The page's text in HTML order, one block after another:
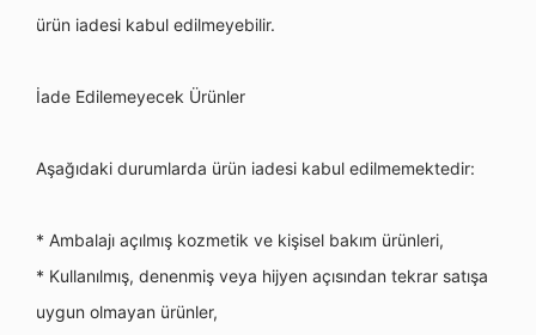
ürün iadesi kabul edilmeyebilir.
İade Edilemeyecek Ürünler
Aşağıdaki durumlarda ürün iadesi kabul edilmemektedir:
* Ambalajı açılmış kozmetik ve kişisel bakım ürünleri,
* Kullanılmış, denenmiş veya hijyen açısından tekrar satışa
uygun olmayan ürünler,